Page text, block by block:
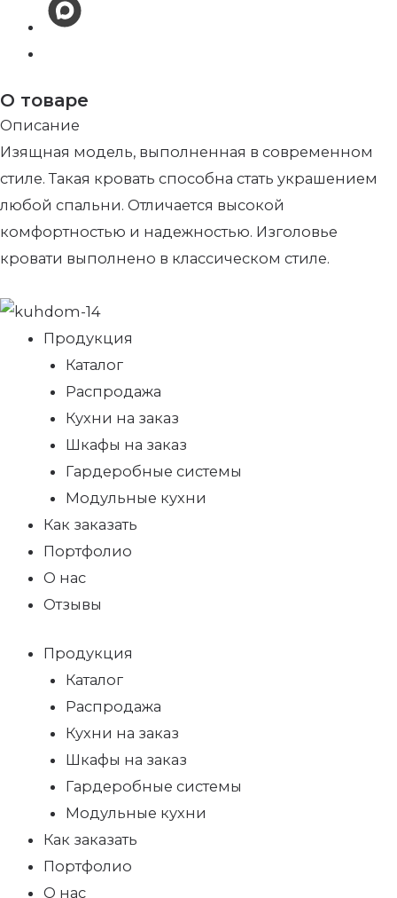
О товаре
Описание
Изящная модель, выполненная в современном
стиле. Такая кровать способна стать украшением
любой спальни. Отличается высокой
комфортностью и надежностью. Изголовье
кровати выполнено в классическом стиле.
Продукция
Каталог
Распродажа
Кухни на заказ
Шкафы на заказ
Гардеробные системы
Модульные кухни
Как заказать
Портфолио
О нас
Отзывы
Продукция
Каталог
Распродажа
Кухни на заказ
Шкафы на заказ
Гардеробные системы
Модульные кухни
Как заказать
Портфолио
О нас